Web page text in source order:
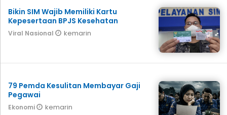
Bikin SIM Wajib Memiliki Kartu
Kepesertaan BPJS Kesehatan
Viral Nasional kemarin
79 Pemda Kesulitan Membayar Gaji
Pegawai
Ekonomi kemarin